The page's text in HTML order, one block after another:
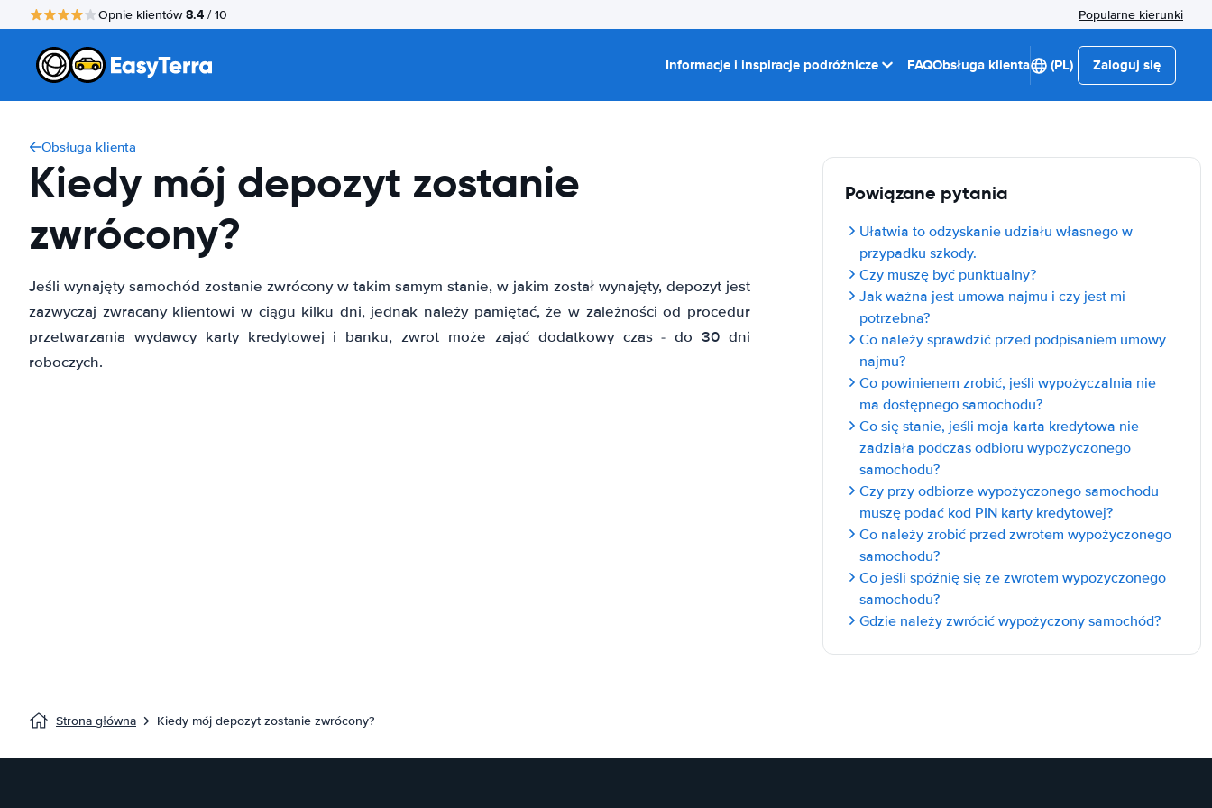
Opnie klientów8.4 / 10 Popularne kierunki
Informacje i inspiracje podróżnicze FAQObsługa klienta (PL) Zaloguj się
Obsługa klienta
Kiedy mój depozyt zostanie
zwrócony?
Jeśli wynajęty samochód zostanie zwrócony w takim samym stanie, w jakim został wynajęty, depozyt jest
zazwyczaj zwracany klientowi w ciągu kilku dni, jednak należy pamiętać, że w zależności od procedur
przetwarzania wydawcy karty kredytowej i banku, zwrot może zająć dodatkowy czas - do 30 dni
roboczych.
Powiązane pytania
Ułatwia to odzyskanie udziału własnego w
przypadku szkody.
Czy muszę być punktualny?
Jak ważna jest umowa najmu i czy jest mi
potrzebna?
Co należy sprawdzić przed podpisaniem umowy
najmu?
Co powinienem zrobić, jeśli wypożyczalnia nie
ma dostępnego samochodu?
Co się stanie, jeśli moja karta kredytowa nie
zadziała podczas odbioru wypożyczonego
samochodu?
Czy przy odbiorze wypożyczonego samochodu
muszę podać kod PIN karty kredytowej?
Co należy zrobić przed zwrotem wypożyczonego
samochodu?
Co jeśli spóźnię się ze zwrotem wypożyczonego
samochodu?
Gdzie należy zwrócić wypożyczony samochód?
Strona główna Kiedy mój depozyt zostanie zwrócony?